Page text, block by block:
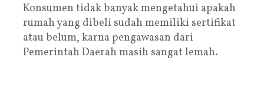
Konsumen tidak banyak mengetahui apakah
rumah yang dibeli sudah memiliki sertifikat
atau belum, karna pengawasan dari
Pemerintah Daerah masih sangat lemah.